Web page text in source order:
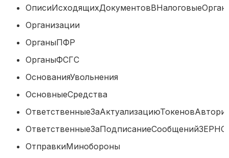
Организации
ОрганыПФР
ОрганыФСГС
ОснованияУвольнения
ОсновныеСредства
ОтправкиМинобороны